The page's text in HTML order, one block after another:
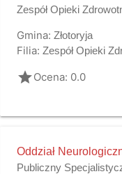
Zespół Opieki
Gmina: Złotoryja
Filia: Zespół Opieki
gradeOcena: 0.0
Oddział
Publiczny